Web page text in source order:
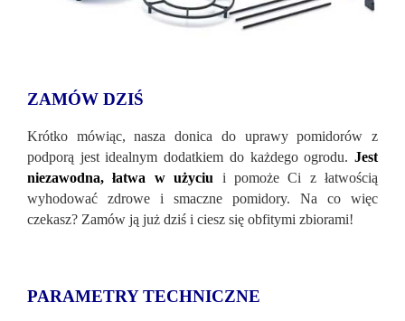
ZAMÓW DZIŚ
Krótko mówiąc, nasza donica do uprawy pomidorów z
podporą jest idealnym dodatkiem do każdego ogrodu. Jest
niezawodna, łatwa w użyciu i pomoże Ci z łatwością
wyhodować zdrowe i smaczne pomidory. Na co więc
czekasz? Zamów ją już dziś i ciesz się obfitymi zbiorami!
PARAMETRY TECHNICZNE